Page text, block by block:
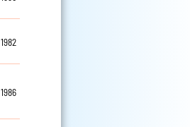
1982
1986